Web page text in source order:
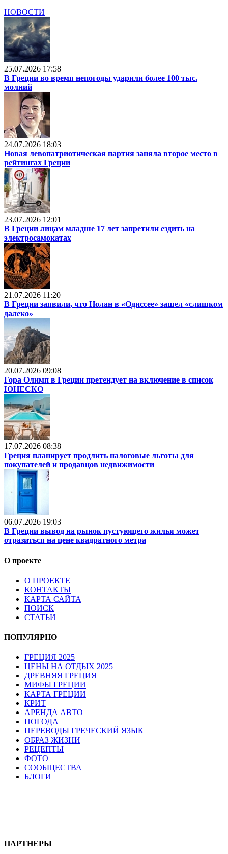
НОВОСТИ
25.07.2026 17:58
В Греции во время непогоды ударили более 100 тыс.
молний
24.07.2026 18:03
Новая левопатриотическая партия заняла второе место в
рейтингах Греции
23.07.2026 12:01
В Греции лицам младше 17 лет запретили ездить на
электросамокатах
21.07.2026 11:20
В Греции заявили, что Нолан в «Одиссее» зашел «слишком
далеко»
20.07.2026 09:08
Гора Олимп в Греции претендует на включение в список
ЮНЕСКО
17.07.2026 08:38
Греция планирует продлить налоговые льготы для
покупателей и продавцов недвижимости
06.07.2026 19:03
В Греции вывод на рынок пустующего жилья может
отразиться на цене квадратного метра
О проекте
О ПРОЕКТЕ
КОНТАКТЫ
КАРТА САЙТА
ПОИСК
СТАТЬИ
ПОПУЛЯРНО
ГРЕЦИЯ 2025
ЦЕНЫ НА ОТДЫХ 2025
ДРЕВНЯЯ ГРЕЦИЯ
МИФЫ ГРЕЦИИ
КАРТА ГРЕЦИИ
КРИТ
АРЕНДА АВТО
ПОГОДА
ПЕРЕВОДЫ ГРЕЧЕСКИЙ ЯЗЫК
ОБРАЗ ЖИЗНИ
РЕЦЕПТЫ
ФОТО
СООБЩЕСТВА
БЛОГИ
ПАРТНЕРЫ